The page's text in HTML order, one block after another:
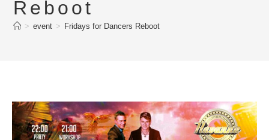
Reboot
> event > Fridays for Dancers Reboot